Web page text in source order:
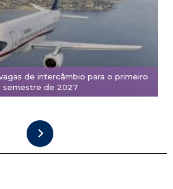
de intercâmbio para o primeiro
semestre de 2027